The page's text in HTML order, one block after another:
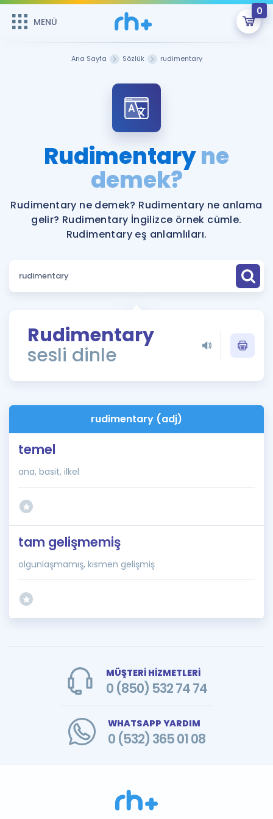
MENÜ
0
Şifremi Hatırlamıyorum
Sepetin Şu An Boş.
Remzi Hoca ile seni sınava hazırlayacak onlarca eğitim seni
bekliyor!
MENÜ
Katılımcı Görüşleri
Faydalı Araçlar
Ücretsiz Kaynaklar
Puan Hesaplama
ÖSYM Sınav Takvimi
Kampanyalar
İngilizce Gramer
İngilizce Gramer
Ana Sayfa Sözlük rudimentary
Rudimentaryne
demek?
Rudimentary ne demek? Rudimentary ne anlama
gelir? Rudimentary İngilizce örnek cümle.
Rudimentary eş anlamlıları.
Rudimentary
sesli dinle
rudimentary (adj)
temel
ana, basit, ilkel
tam gelişmemiş
olgunlaşmamış, kısmen gelişmiş
MÜŞTERİ HİZMETLERİ
0 (850) 532 74 74
WHATSAPP YARDIM
0 (532) 365 01 08